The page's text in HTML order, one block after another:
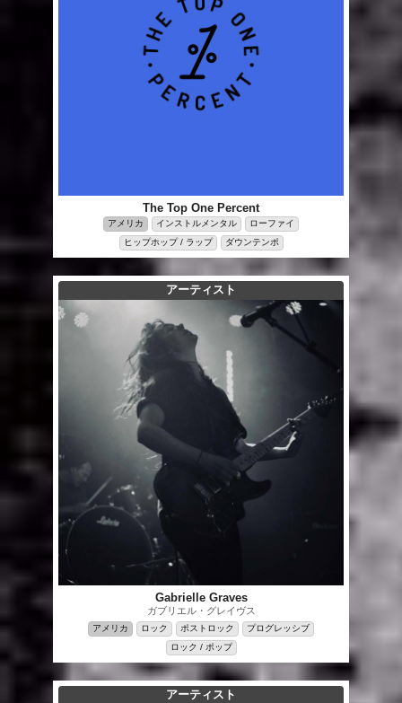
The Top One Percent
アメリカ インストルメンタル
ローファイ
ヒップホップ / ラップ
ダウンテンポ
アーティスト
Gabrielle Graves
ガブリエル・グレイヴス
アメリカ ロック ポストロック
プログレッシブ
ロック / ポップ
アーティスト